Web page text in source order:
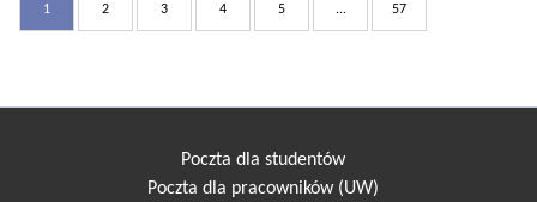
1 2 3 4 5 ... 57
Poczta dla studentów
Poczta dla pracowników (UW)